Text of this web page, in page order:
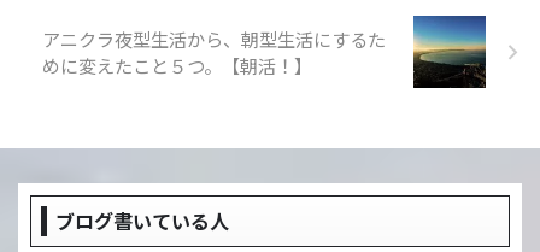
アニクラ夜型生活から、朝型生活にするた
めに変えたこと５つ。【朝活！】
ブログ書いている人